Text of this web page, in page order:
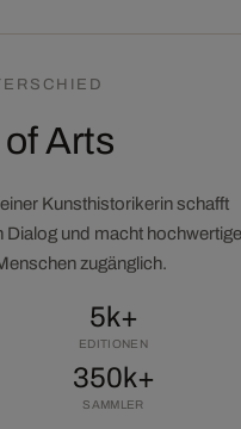
Arts
Kunsthistorikerin schafft
und macht hochwertige
zugänglich.
5k+
EDITIONEN
350k+
SAMMLER